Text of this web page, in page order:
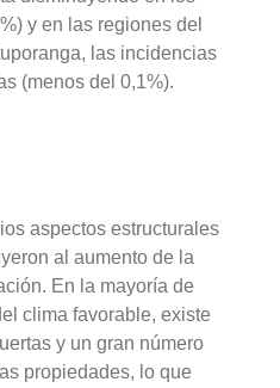
y en las regiones del
las incidencias
(menos del 0,1%).
aspectos estructurales
al aumento de la
En la mayoría de
clima favorable, existe
y un gran número
propiedades, lo que